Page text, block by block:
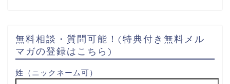
無料相談・質問可能！(特典付き無料メル
マガの登録はこちら)
姓（ニックネーム可）